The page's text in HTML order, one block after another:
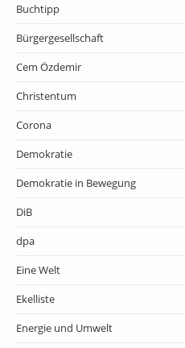
Buchtipp
Bürgergesellschaft
Cem Özdemir
Christentum
Corona
Demokratie
Demokratie in Bewegung
DiB
dpa
Eine Welt
Ekelliste
Energie und Umwelt